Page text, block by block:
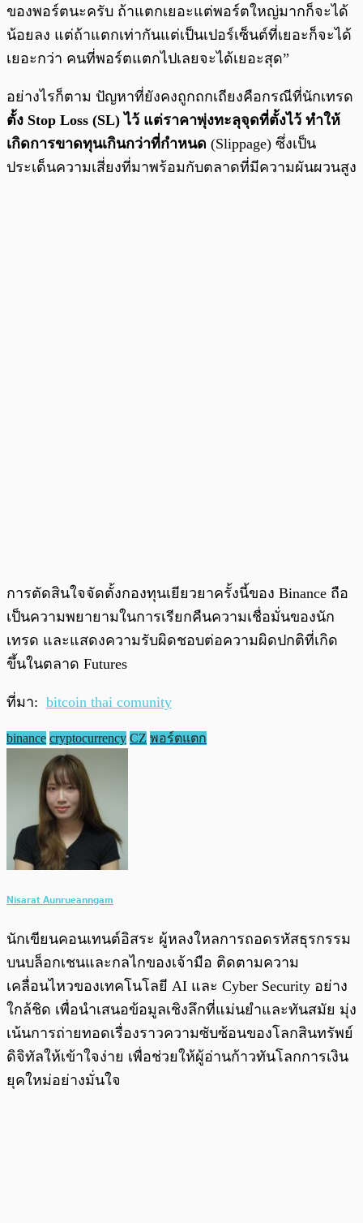
ของพอร์ตนะครับ ถ้าแตกเยอะแต่พอร์ตใหญ่มากก็จะได้
น้อยลง แต่ถ้าแตกเท่ากันแต่เป็นเปอร์เซ็นต์ที่เยอะก็จะได้
เยอะกว่า คนที่พอร์ตแตกไปเลยจะได้เยอะสุด”
อย่างไรก็ตาม ปัญหาที่ยังคงถูกถกเถียงคือกรณีที่นักเทรด
ตั้ง Stop Loss (SL) ไว้ แต่ราคาพุ่งทะลุจุดที่ตั้งไว้ ทำให้
เกิดการขาดทุนเกินกว่าที่กำหนด (Slippage) ซึ่งเป็น
ประเด็นความเสี่ยงที่มาพร้อมกับตลาดที่มีความผันผวนสูง
การตัดสินใจจัดตั้งกองทุนเยียวยาครั้งนี้ของ Binance ถือ
เป็นความพยายามในการเรียกคืนความเชื่อมั่นของนัก
เทรด และแสดงความรับผิดชอบต่อความผิดปกติที่เกิด
ขึ้นในตลาด Futures
ที่มา: bitcoin thai comunity
binance cryptocurrency CZ พอร์ตแตก
Nisarat Aunrueanngam
นักเขียนคอนเทนต์อิสระ ผู้หลงใหลการถอดรหัสธุรกรรม
บนบล็อกเชนและกลไกของเจ้ามือ ติดตามความ
เคลื่อนไหวของเทคโนโลยี AI และ Cyber Security อย่าง
ใกล้ชิด เพื่อนำเสนอข้อมูลเชิงลึกที่แม่นยำและทันสมัย มุ่ง
เน้นการถ่ายทอดเรื่องราวความซับซ้อนของโลกสินทรัพย์
ดิจิทัลให้เข้าใจง่าย เพื่อช่วยให้ผู้อ่านก้าวทันโลกการเงิน
ยุคใหม่อย่างมั่นใจ